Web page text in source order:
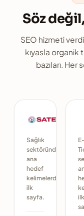
Söz
SEO hizmeti
kıyasla organik
bazıları. Her
Sağlık
sektöründe
ana
hedef
kelimelerde
ilk
sayfa.
E-
ilk